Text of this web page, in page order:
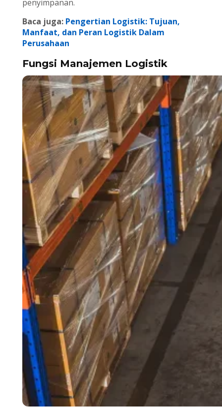
penyimpanan.
Baca juga: Pengertian Logistik: Tujuan,
Manfaat, dan Peran Logistik Dalam
Perusahaan
Fungsi Manajemen Logistik